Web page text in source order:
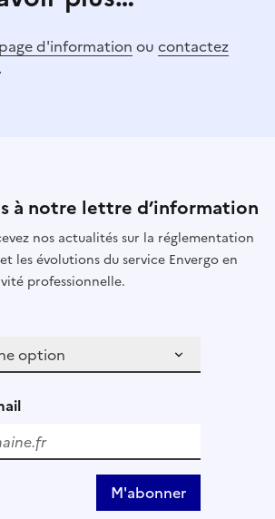
page d'information ou contactez
à notre lettre d’information
nos actualités sur la réglementation
les évolutions du service Envergo en
professionnelle.
M'abonner